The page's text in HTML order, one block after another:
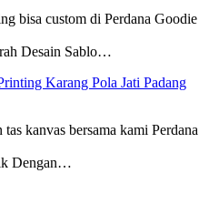
bisa custom di Perdana Goodie
Desain Sablo…
Karang Pola Jati Padang
kanvas bersama kami Perdana
Dengan…